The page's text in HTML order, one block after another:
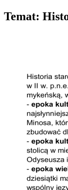
Temat: